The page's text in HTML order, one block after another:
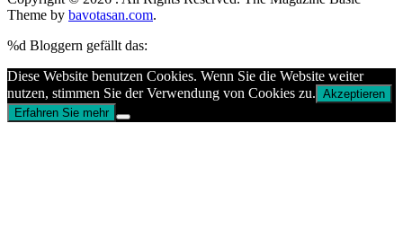
Theme by bavotasan.com.
%d Bloggern gefällt das:
Diese Website benutzen Cookies. Wenn Sie die Website weiter
nutzen, stimmen Sie der Verwendung von Cookies zu. Akzeptieren
Erfahren Sie mehr